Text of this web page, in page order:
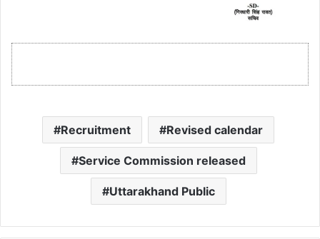
Recruitment Revised calendar
Service Commission released
Uttarakhand Public